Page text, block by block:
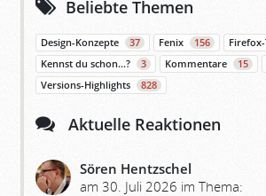
Beliebte Themen
Design-Konzepte 37 Fenix 156
Kennst du schon…?
3 Kommentare 15
Versions-Highlights
828
Aktuelle Reaktionen
Sören Hentzschel
am 30. Juli 2026 im Thema: